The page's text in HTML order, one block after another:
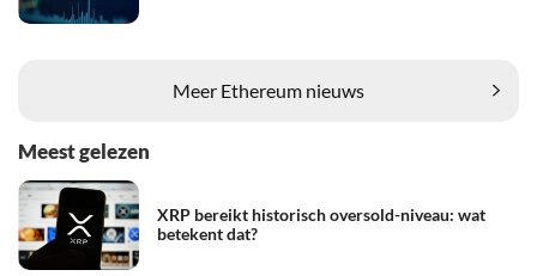
Meer Ethereum nieuws
Meest gelezen
XRP bereikt historisch oversold-niveau: wat
betekent dat?